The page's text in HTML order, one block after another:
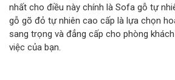
nhất cho điều này chính là Sofa gỗ tự
gỗ gõ đỏ tự nhiên cao cấp là lựa chọn
sang trọng và đẳng cấp cho phòng
việc của bạn.